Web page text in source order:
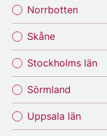
Norrbotten
Skåne
Stockholms län
Sörmland
Uppsala län